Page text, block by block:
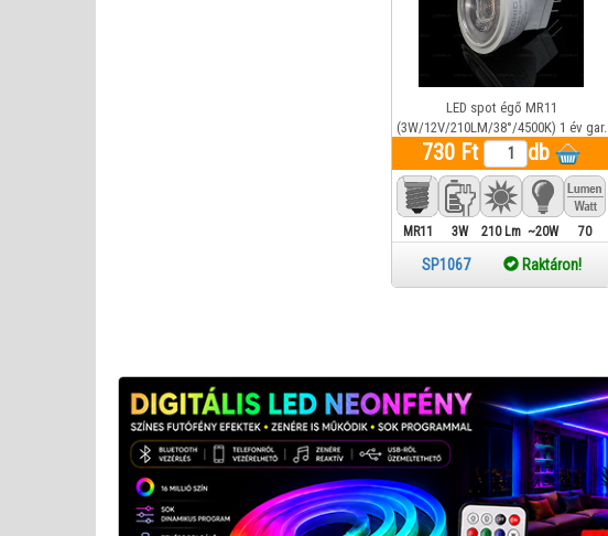
LED spot égő MR11
(3W/12V/210LM/38°/4500K) 1 év gar.
730 Ft db
MR11 3W 210 Lm ~20W 70
SP1067 Raktáron!